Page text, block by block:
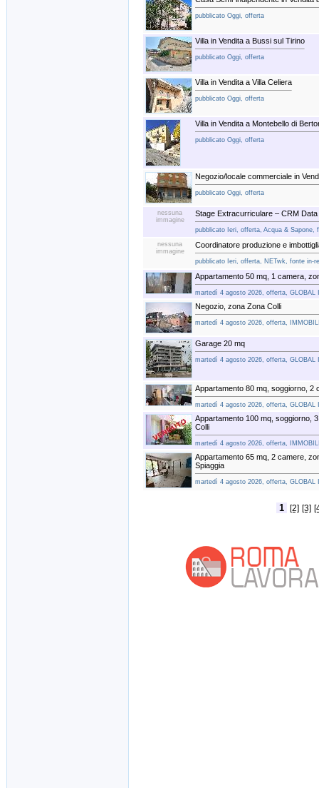
pubblicato Oggi, offerta
Villa in Vendita a Bussi sul Tirino
pubblicato Oggi, offerta
Villa in Vendita a Villa Celiera
pubblicato Oggi, offerta
Villa in Vendita a Montebello di
pubblicato Oggi, offerta
Negozio/locale commerciale in
pubblicato Oggi, offerta
nessuna
immagine
Stage Extracurriculare – CRM Data
pubblicato Ieri, offerta, Acqua & Sapone,
nessuna
immagine
Coordinatore produzione e
pubblicato Ieri, offerta, NETwk, fonte in-
Appartamento 50 mq, 1 camera,
martedì 4 agosto 2026, offerta, GLOBAL
Negozio, zona Zona Colli
martedì 4 agosto 2026, offerta,
Garage 20 mq
martedì 4 agosto 2026, offerta, GLOBAL
Appartamento 80 mq, soggiorno, 2
martedì 4 agosto 2026, offerta, GLOBAL
Appartamento 100 mq, soggiorno,
Colli
martedì 4 agosto 2026, offerta,
Appartamento 65 mq, 2 camere,
Spiaggia
martedì 4 agosto 2026, offerta, GLOBAL
1 [2] [3]